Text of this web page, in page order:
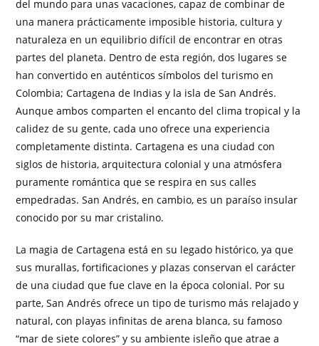
del mundo para unas vacaciones, capaz de combinar de
una manera prácticamente imposible historia, cultura y
naturaleza en un equilibrio difícil de encontrar en otras
partes del planeta. Dentro de esta región, dos lugares se
han convertido en auténticos símbolos del turismo en
Colombia; Cartagena de Indias y la isla de San Andrés.
Aunque ambos comparten el encanto del clima tropical y la
calidez de su gente, cada uno ofrece una experiencia
completamente distinta. Cartagena es una ciudad con
siglos de historia, arquitectura colonial y una atmósfera
puramente romántica que se respira en sus calles
empedradas. San Andrés, en cambio, es un paraíso insular
conocido por su mar cristalino.
La magia de Cartagena está en su legado histórico, ya que
sus murallas, fortificaciones y plazas conservan el carácter
de una ciudad que fue clave en la época colonial. Por su
parte, San Andrés ofrece un tipo de turismo más relajado y
natural, con playas infinitas de arena blanca, su famoso
“mar de siete colores” y su ambiente isleño que atrae a